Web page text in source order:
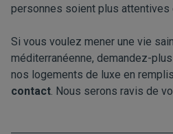
personnes soient plus attentives
Si vous voulez mener une vie
méditerranéenne, demandez-
nos logements de luxe en
contact. Nous serons ravis de